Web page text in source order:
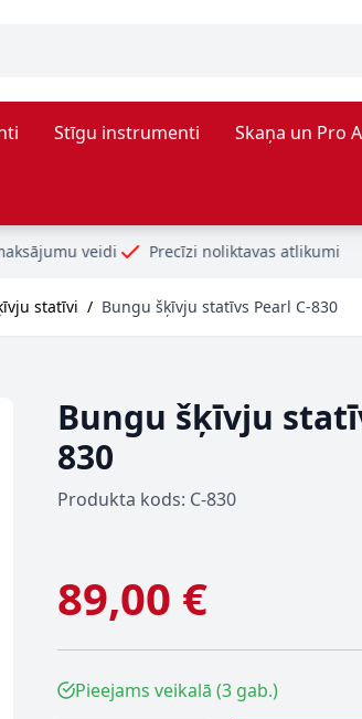
Stīgu instrumenti Skaņa un Pro
Precīzi noliktavas atlikumi
statīvi / Bungu šķīvju statīvs Pearl C-830
Bungu šķīvju
830
Produkta kods: C-830
89,00 €
Pieejams veikalā (3 gab.)